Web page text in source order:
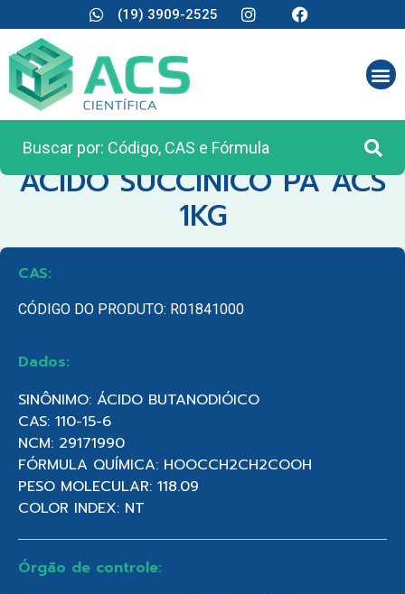
(19) 3909-2525
CATEGORIA:REAGENTES ANALÍTICOS
ACIDO SUCCINICO PA ACS
1KG
CAS:
CÓDIGO DO PRODUTO: R01841000
Dados:
SINÔNIMO: ÁCIDO BUTANODIÓICO
CAS: 110-15-6
NCM: 29171990
FÓRMULA QUÍMICA: HOOCCH2CH2COOH
PESO MOLECULAR: 118.09
COLOR INDEX: NT
Órgão de controle: